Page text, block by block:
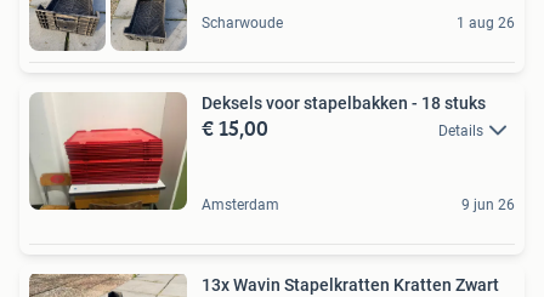
Scharwoude 1 aug 26
Deksels voor stapelbakken - 18 stuks
€ 15,00 Details
Amsterdam 9 jun 26
13x Wavin Stapelkratten Kratten Zwart